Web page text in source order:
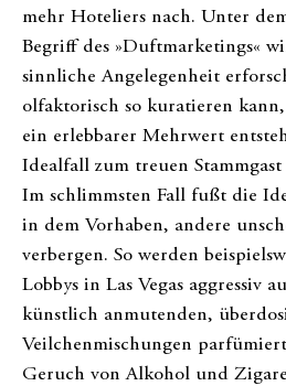
mehr Hoteliers nach. Unter
Begriff des »Duftmarketings«
sinnliche Angelegenheit
olfaktorisch so kuratieren
ein erlebbarer Mehrwert
Idealfall zum treuen
Im schlimmsten Fall fußt die
in dem Vorhaben, andere
verbergen. So werden
Lobbys in Las Vegas aggressiv
künstlich anmutenden,
Veilchenmischungen
Geruch von Alkohol und